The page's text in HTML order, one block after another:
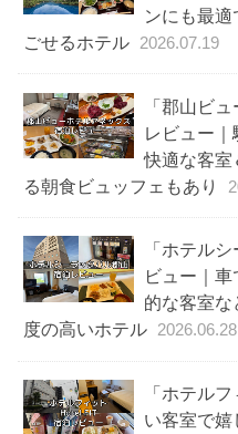
ンにも最
ごせるホテル
2026.07.19
「郡山ビ
レビュー
快適な客室
る朝食ビュッフェもあり
「ホテル
ビュー｜
的な客室な
度の高いホテル
2026.06.28
「ホテル
い客室で嬉